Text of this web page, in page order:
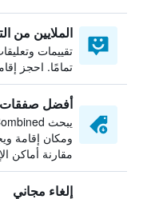
الملايين من
تقييمات
تمامًا. احجز
أفضل صفقات
ومكان إقامة
مقارنة أماكن
إلغاء مجاني